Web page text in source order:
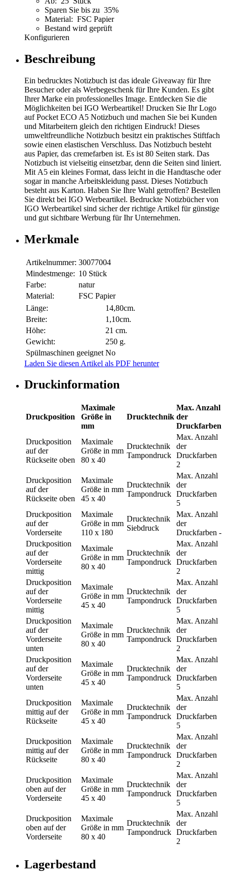
Sparen Sie bis zu 35%
Material: FSC Papier
Bestand wird geprüft
Konfigurieren
Beschreibung
Ein bedrucktes Notizbuch ist das ideale Giveaway für Ihre
Besucher oder als Werbegeschenk für Ihre Kunden. Es gibt
Ihrer Marke ein professionelles Image. Entdecken Sie die
Möglichkeiten bei IGO Werbeartikel! Drucken Sie Ihr Logo
auf Pocket ECO A5 Notizbuch und machen Sie bei Kunden
und Mitarbeitern gleich den richtigen Eindruck! Dieses
umweltfreundliche Notizbuch besitzt ein praktisches Stiftfach
sowie einen elastischen Verschluss. Das Notizbuch besteht
aus Papier, das cremefarben ist. Es ist 80 Seiten stark. Das
Notizbuch ist vielseitig einsetzbar, denn die Seiten sind liniert.
Mit A5 ein kleines Format, dass leicht in die Handtasche oder
sogar in manche Arbeitskleidung passt. Dieses Notizbuch
besteht aus Karton. Haben Sie Ihre Wahl getroffen? Bestellen
Sie direkt bei IGO Werbeartikel. Bedruckte Notizbücher von
IGO Werbeartikel sind sicher der richtige Artikel für günstige
und gut sichtbare Werbung für Ihr Unternehmen.
Merkmale
Artikelnummer: 30077004
Mindestmenge: 10 Stück
Farbe:
natur
Material:
FSC Papier
Länge:
14,80cm.
Breite:
1,10cm.
Höhe:
21 cm.
Gewicht:
250 g.
Spülmaschinen geeignet No
Laden Sie diesen Artikel als PDF herunter
Druckinformation
Druckposition
Maximale
Größe in
mm
Drucktechnik
Max. Anzahl
der
Druckfarben
Druckposition
auf der
Rückseite oben
Maximale
Größe in mm
80 x 40
Drucktechnik
Tampondruck
Max. Anzahl
der
Druckfarben
2
Druckposition
auf der
Rückseite oben
Maximale
Größe in mm
45 x 40
Drucktechnik
Tampondruck
Max. Anzahl
der
Druckfarben
5
Druckposition
auf der
Vorderseite
Maximale
Größe in mm
110 x 180
Drucktechnik
Siebdruck
Max. Anzahl
der
Druckfarben -
Druckposition
auf der
Vorderseite
mittig
Maximale
Größe in mm
80 x 40
Drucktechnik
Tampondruck
Max. Anzahl
der
Druckfarben
2
Druckposition
auf der
Vorderseite
mittig
Maximale
Größe in mm
45 x 40
Drucktechnik
Tampondruck
Max. Anzahl
der
Druckfarben
5
Druckposition
auf der
Vorderseite
unten
Maximale
Größe in mm
80 x 40
Drucktechnik
Tampondruck
Max. Anzahl
der
Druckfarben
2
Druckposition
auf der
Vorderseite
unten
Maximale
Größe in mm
45 x 40
Drucktechnik
Tampondruck
Max. Anzahl
der
Druckfarben
5
Druckposition
mittig auf der
Rückseite
Maximale
Größe in mm
45 x 40
Drucktechnik
Tampondruck
Max. Anzahl
der
Druckfarben
5
Druckposition
mittig auf der
Rückseite
Maximale
Größe in mm
80 x 40
Drucktechnik
Tampondruck
Max. Anzahl
der
Druckfarben
2
Druckposition
oben auf der
Vorderseite
Maximale
Größe in mm
45 x 40
Drucktechnik
Tampondruck
Max. Anzahl
der
Druckfarben
5
Druckposition
oben auf der
Vorderseite
Maximale
Größe in mm
80 x 40
Drucktechnik
Tampondruck
Max. Anzahl
der
Druckfarben
2
Lagerbestand